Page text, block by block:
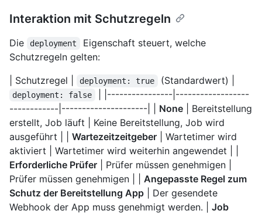
Interaktion mit Schutzregeln
Die deployment
Eigenschaft steuert, welche
Schutzregeln gelten:
| Schutzregel |
deployment: true (Standardwert) |
deployment: false
| |----------------|------------------
------------|---------------------| | None | Bereitstellung
erstellt, Job läuft | Keine Bereitstellung, Job wird
ausgeführt | | Wartezeitzeitgeber | Wartetimer wird
aktiviert | Wartetimer wird weiterhin angewendet | |
Erforderliche Prüfer | Prüfer müssen genehmigen |
Prüfer müssen genehmigen | | Angepasste Regel zum
Schutz der Bereitstellung App | Der gesendete
Webhook der App muss genehmigt werden. | Job